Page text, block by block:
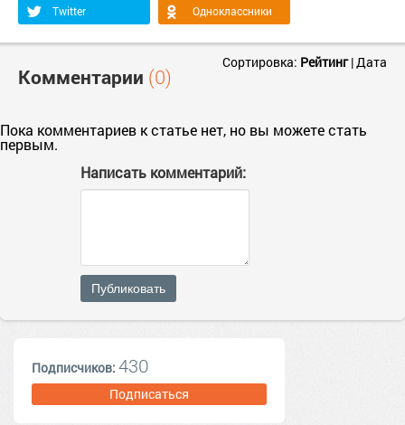
Twitter
Одноклассники
Комментарии (0)
Сортировка: Рейтинг|Дата
Пока комментариев к статье нет, но вы можете стать
первым.
Написать комментарий:
Публиковать
Подписчиков: 430
Подписаться